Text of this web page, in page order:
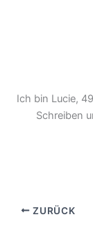
Ich bin Lucie,
Schreiben
ZURÜCK